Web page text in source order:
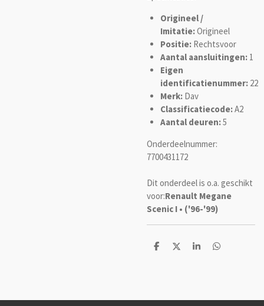
Origineel /
Imitatie:Origineel
Positie: Rechtsvoor
Aantal aansluitingen: 1
Eigen
identificatienummer: 22
Merk: Dav
Classificatiecode:A2
Aantal deuren:5
Onderdeelnummer:
7700431172
Dit onderdeel is o.a. geschikt
voor:Renault Megane
Scenic I • ('96-'99)
D
D
S
D